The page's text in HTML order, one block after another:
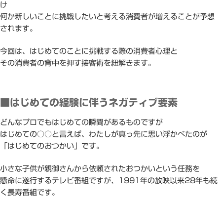
け
何か新しいことに挑戦したいと考える消費者が増えることが予想
されます。
今回は、はじめてのことに挑戦する際の消費者心理と
その消費者の背中を押す接客術を紐解きます。
■はじめての経験に伴うネガティブ要素
どんなプロでもはじめての瞬間があるものですが
はじめての○○と言えば、わたしが真っ先に思い浮かべたのが
「はじめてのおつかい」です。
小さな子供が親御さんから依頼されたおつかいという任務を
懸命に遂行するテレビ番組ですが、1991年の放映以来28年も続
く長寿番組です。